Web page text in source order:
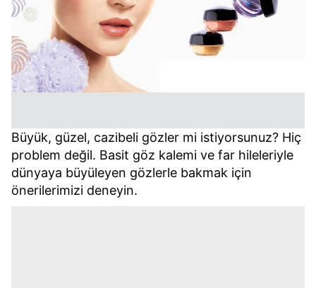
Büyük, güzel, cazibeli gözler mi istiyorsunuz? Hiç
problem değil. Basit göz kalemi ve far hileleriyle
dünyaya büyüleyen gözlerle bakmak için
önerilerimizi deneyin.